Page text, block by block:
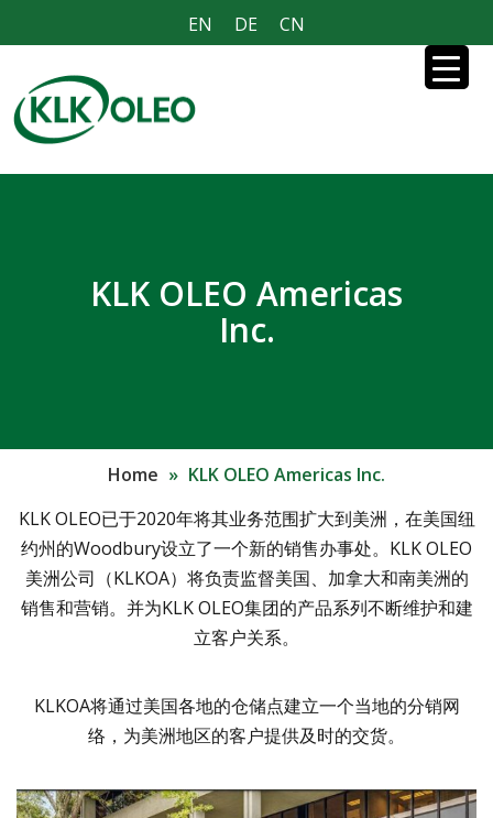
EN DE CN
KLK OLEO Americas
Inc.
Home » KLK OLEO Americas Inc.
KLK OLEO已于2020年将其业务范围扩大到美洲，在美国纽
约州的Woodbury设立了一个新的销售办事处。KLK OLEO
美洲公司（KLKOA）将负责监督美国、加拿大和南美洲的
销售和营销。并为KLK OLEO集团的产品系列不断维护和建
立客户关系。
KLKOA将通过美国各地的仓储点建立一个当地的分销网
络，为美洲地区的客户提供及时的交货。